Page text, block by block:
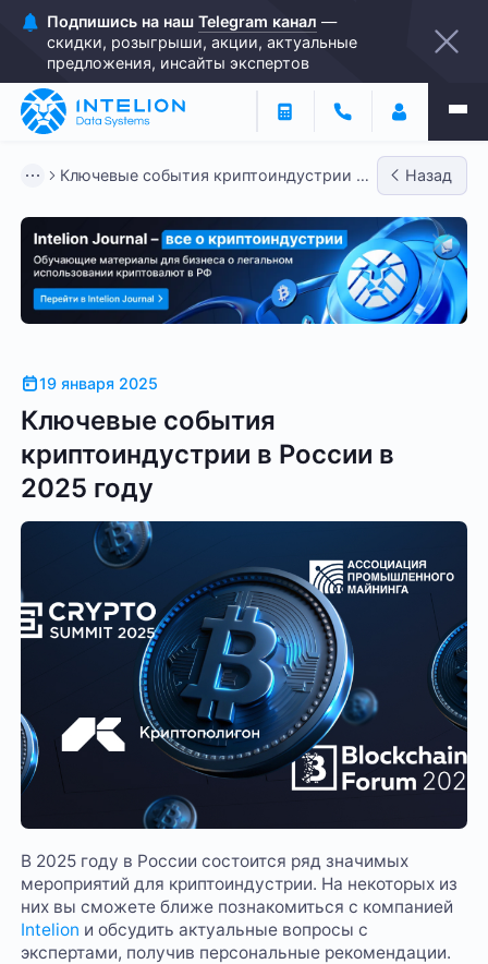
Подпишись на наш Telegram канал —
скидки, розыгрыши, акции, актуальные
предложения, инсайты экспертов
Ключевые события криптоиндустрии в
Назад
19 января 2025
Ключевые события
криптоиндустрии в России в
2025 году
В 2025 году в России состоится ряд значимых
мероприятий для криптоиндустрии. На некоторых из
них вы сможете ближе познакомиться с компанией
Intelion и обсудить актуальные вопросы с
экспертами, получив персональные рекомендации.